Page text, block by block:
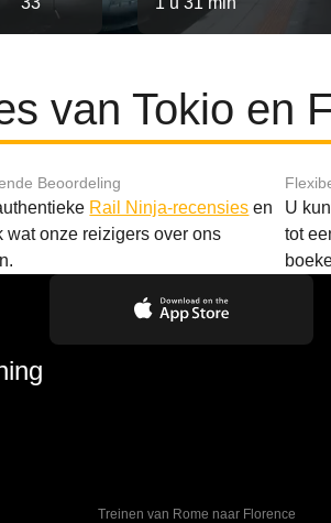
van Tokio en
Beoordeling
Rail Ninja-recensies en
wat onze reizigers over ons
U
tot
Treinen van Rome naar Florence